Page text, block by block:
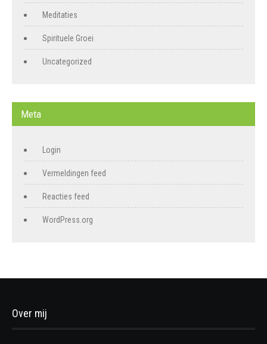
Meditaties
Spirituele Groei
Uncategorized
Meta
Login
Vermeldingen feed
Reacties feed
WordPress.org
Over mij